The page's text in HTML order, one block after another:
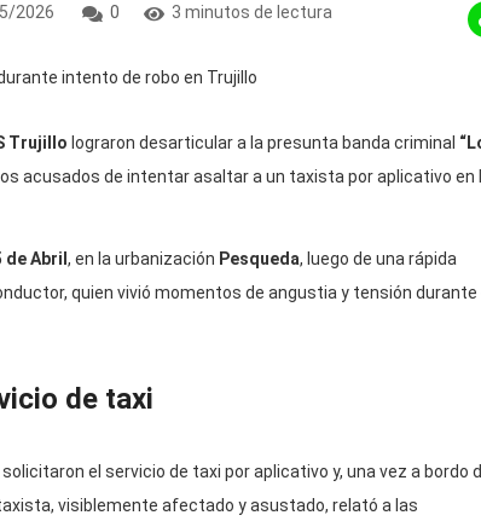
2026 0 3 minutos de lectura
Trujillo lograron desarticular a la presunta banda criminal
acusados de intentar asaltar a un taxista por aplicativo en
de Abril , en la urbanización Pesqueda, luego de una rápida
quien vivió momentos de angustia y tensión durante
de taxi
el servicio de taxi por aplicativo y, una vez a bordo
visiblemente afectado y asustado, relató a las